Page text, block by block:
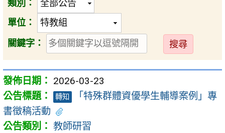
類別：
單位：
關鍵字：
送
出
2026-03-23
轉知
「特殊群體資優學生輔導案例」專
書徵稿活動
教師研習